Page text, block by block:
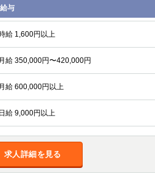
給与
給 1,600円以上
月給 350,000円〜420,000円
月給 600,000円以上
日給 9,000円以上
求人詳細を見る
溝の口
武蔵小杉
橋本
車道・
武蔵新城
ーザ 大船
獨協大学前＜草
加松原＞